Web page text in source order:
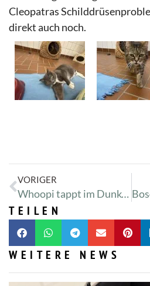
Cleopatras
direkt auch noch.
VORIGER
Whoopi tappt im Dunkeln
TEILEN
WEITERE NEWS